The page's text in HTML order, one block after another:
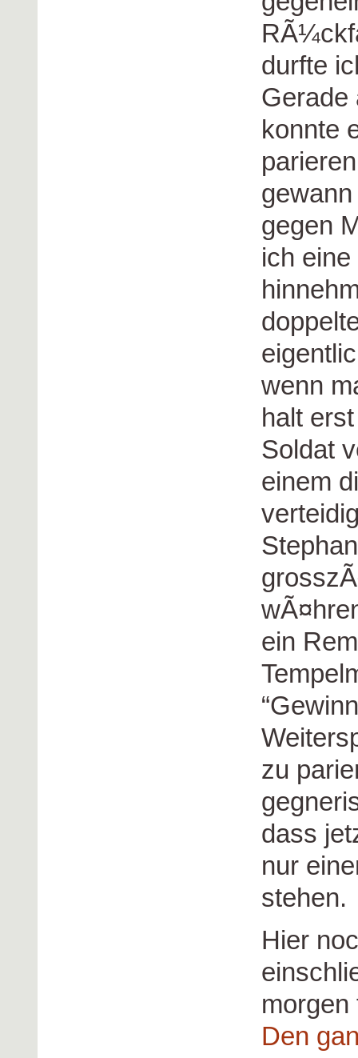
durfte
Gerade
konnte
gegen
ich
wenn
halt
Soldat
einem
ein
zu
dass
nur
stehen.
Hier
Den